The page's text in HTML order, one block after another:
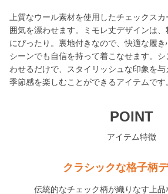
上質なウール素材を使用したチェックス
囲気を漂わせます。ミモレ丈デザインは
にぴったり。裏地付きなので、快適な履
シーンでも自信を持って着こなせます。
わせるだけで、スタイリッシュな印象を与
季節感を楽しむことができるアイテムです
POINT
アイテム特徴
クラシックな格子柄
伝統的なチェック柄が織りなす上品